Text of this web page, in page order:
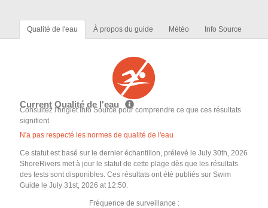
Qualité de l'eau À propos du guide Météo Info Source
Current Qualité de l'eau
Consultez l'onglet Info Source pour comprendre ce que ces résultats
signifient
N'a pas respecté les normes de qualité de l'eau
Ce statut est basé sur le dernier échantillon, prélevé le July 30th, 2026
ShoreRivers met à jour le statut de cette plage dès que les résultats
des tests sont disponibles. Ces résultats ont été publiés sur Swim
Guide le July 31st, 2026 at 12:50.
Fréquence de surveillance :